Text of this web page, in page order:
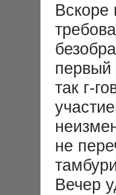
Вскоре
первый
так г-
не
Вечер